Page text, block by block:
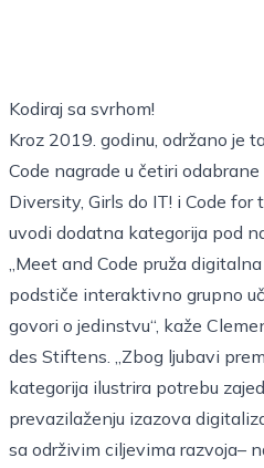
Kodiraj sa svrhom!
Kroz 2019. godinu, održano je
Code nagrade u četiri
Diversity, Girls do IT! i Code
uvodi dodatna kategorija pod
„Meet and Code pruža
podstiče interaktivno grupno
govori o jedinstvu“, kaže
des Stiftens. „Zbog ljubavi
kategorija ilustrira potrebu
prevazilaženju izazova
sa održivim ciljevima razvoja–